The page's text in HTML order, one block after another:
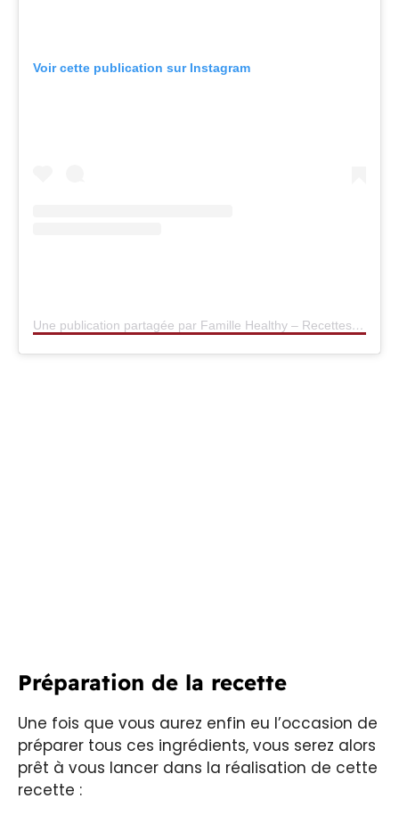
Voir cette publication sur Instagram
Une publication partagée par Famille Healthy – Recettes ? (@famillehealthy)
Préparation de la recette
Une fois que vous aurez enfin eu l’occasion de
préparer tous ces ingrédients, vous serez alors
prêt à vous lancer dans la réalisation de cette
recette :